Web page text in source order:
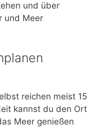
und über
und Meer
reichen meist 15
kannst du den Ort
Meer genießen